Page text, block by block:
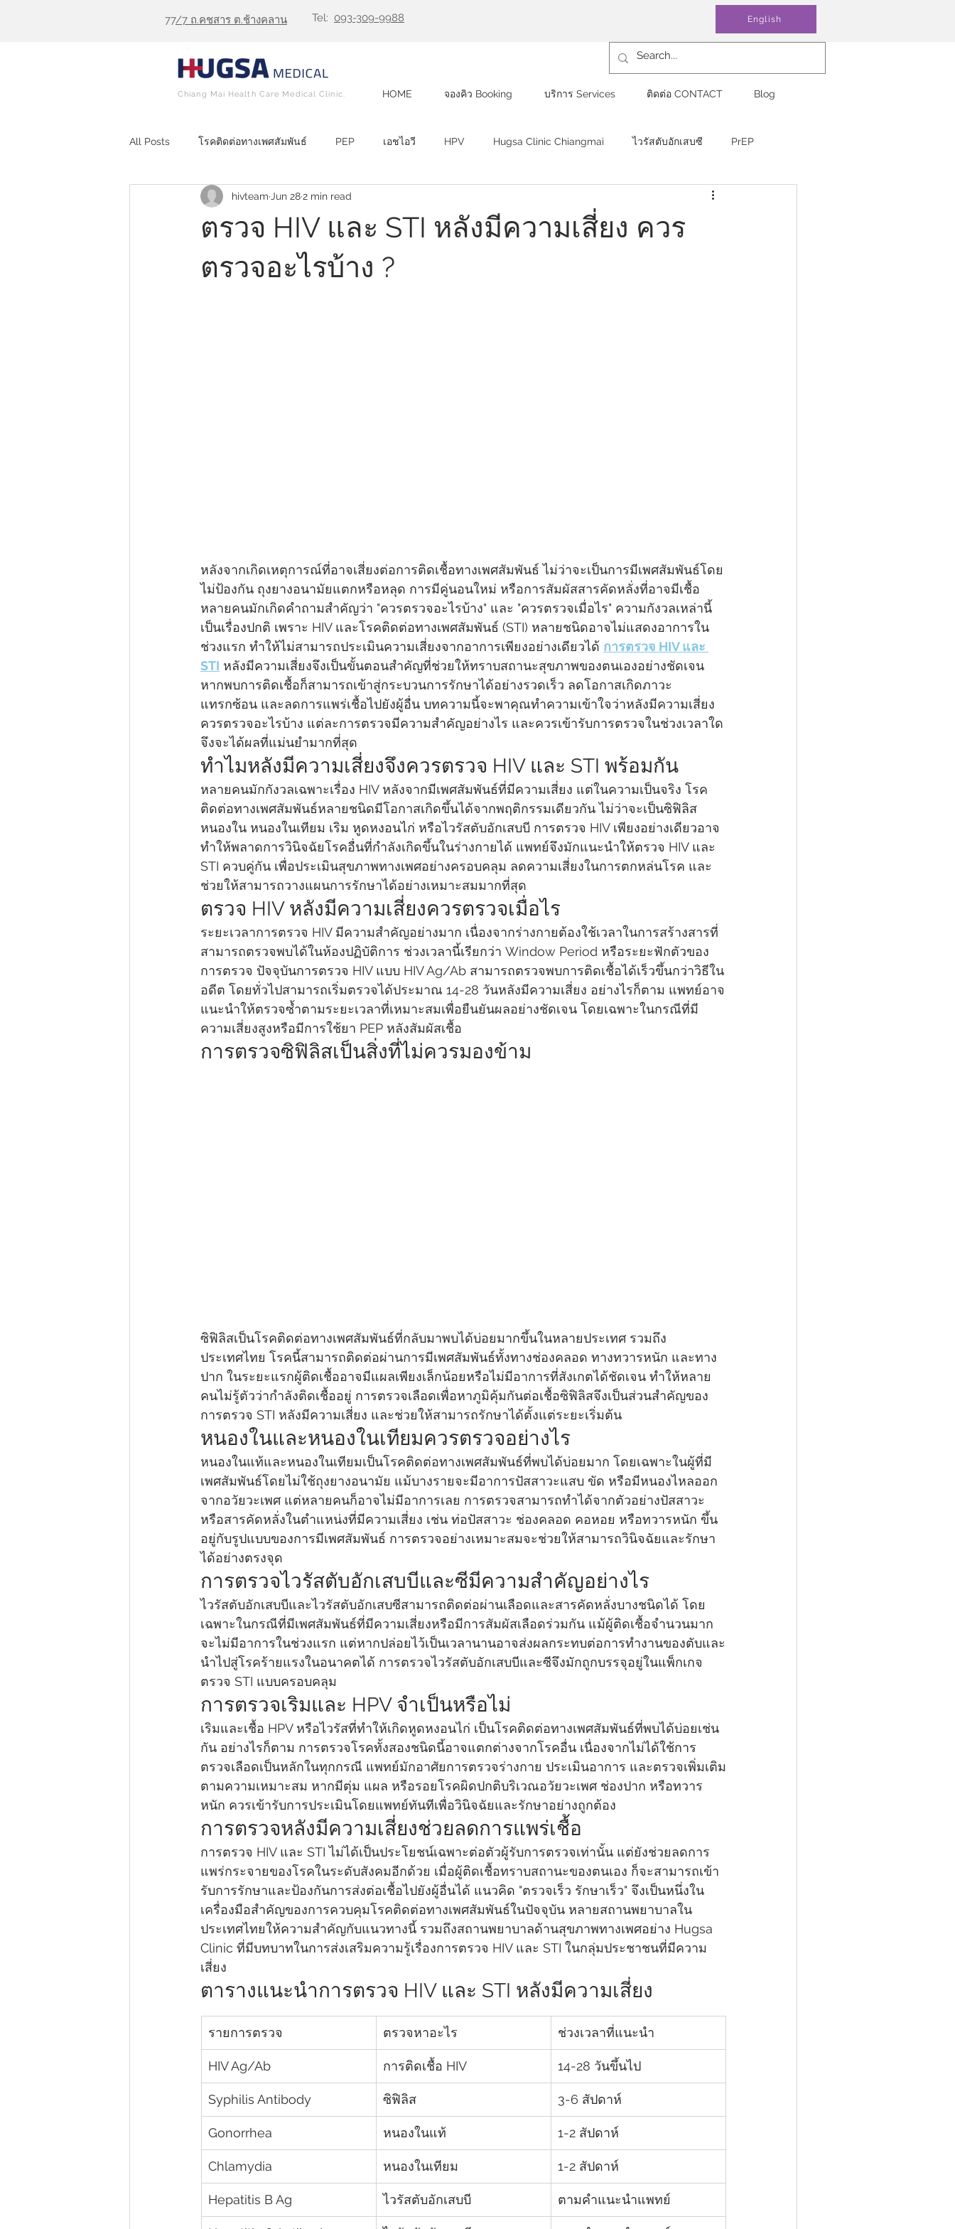
77/7 ถ.คชสาร ต.ช้างคลาน Tel: 093-309-9988 English
Chiang Mai Health Care Medical Clinic. HOME จองคิว Booking บริการ Services ติดต่อ CONTACT Blog
All Posts โรคติดต่อทางเพศสัมพันธ์ PEP เอชไอวี HPV Hugsa Clinic Chiangmai ไวรัสตับอักเสบซี PrEP
STD Testing ตรวจ HPV ตรวจเอชไอวี
ตรวจ HIV และ STI หลังมีความเสี่ยง ควร
ตรวจอะไรบ้าง ?
hivteam Jun 282 min read
หลังจากเกิดเหตุการณ์ที่อาจเสี่ยงต่อการติดเชื้อทางเพศสัมพันธ์ ไม่ว่าจะเป็นการมีเพศสัมพันธ์โดย
ไม่ป้องกัน ถุงยางอนามัยแตกหรือหลุด การมีคู่นอนใหม่ หรือการสัมผัสสารคัดหลั่งที่อาจมีเชื้อ
หลายคนมักเกิดคำถามสำคัญว่า "ควรตรวจอะไรบ้าง" และ "ควรตรวจเมื่อไร" ความกังวลเหล่านี้
เป็นเรื่องปกติ เพราะ HIV และโรคติดต่อทางเพศสัมพันธ์ (STI) หลายชนิดอาจไม่แสดงอาการใน
ช่วงแรก ทำให้ไม่สามารถประเมินความเสี่ยงจากอาการเพียงอย่างเดียวได้ การตรวจ HIV และ
STI หลังมีความเสี่ยงจึงเป็นขั้นตอนสำคัญที่ช่วยให้ทราบสถานะสุขภาพของตนเองอย่างชัดเจน
หากพบการติดเชื้อก็สามารถเข้าสู่กระบวนการรักษาได้อย่างรวดเร็ว ลดโอกาสเกิดภาวะ
แทรกซ้อน และลดการแพร่เชื้อไปยังผู้อื่น บทความนี้จะพาคุณทำความเข้าใจว่าหลังมีความเสี่ยง
ควรตรวจอะไรบ้าง แต่ละการตรวจมีความสำคัญอย่างไร และควรเข้ารับการตรวจในช่วงเวลาใด
จึงจะได้ผลที่แม่นยำมากที่สุด
ทำไมหลังมีความเสี่ยงจึงควรตรวจ HIV และ STI พร้อมกัน
หลายคนมักกังวลเฉพาะเรื่อง HIV หลังจากมีเพศสัมพันธ์ที่มีความเสี่ยง แต่ในความเป็นจริง โรค
ติดต่อทางเพศสัมพันธ์หลายชนิดมีโอกาสเกิดขึ้นได้จากพฤติกรรมเดียวกัน ไม่ว่าจะเป็นซิฟิลิส
หนองใน หนองในเทียม เริม หูดหงอนไก่ หรือไวรัสตับอักเสบบี การตรวจ HIV เพียงอย่างเดียวอาจ
ทำให้พลาดการวินิจฉัยโรคอื่นที่กำลังเกิดขึ้นในร่างกายได้ แพทย์จึงมักแนะนำให้ตรวจ HIV และ
STI ควบคู่กัน เพื่อประเมินสุขภาพทางเพศอย่างครอบคลุม ลดความเสี่ยงในการตกหล่นโรค และ
ช่วยให้สามารถวางแผนการรักษาได้อย่างเหมาะสมมากที่สุด
ตรวจ HIV หลังมีความเสี่ยงควรตรวจเมื่อไร
ระยะเวลาการตรวจ HIV มีความสำคัญอย่างมาก เนื่องจากร่างกายต้องใช้เวลาในการสร้างสารที่
สามารถตรวจพบได้ในห้องปฏิบัติการ ช่วงเวลานี้เรียกว่า Window Period หรือระยะฟักตัวของ
การตรวจ ปัจจุบันการตรวจ HIV แบบ HIV Ag/Ab สามารถตรวจพบการติดเชื้อได้เร็วขึ้นกว่าวิธีใน
อดีต โดยทั่วไปสามารถเริ่มตรวจได้ประมาณ 14-28 วันหลังมีความเสี่ยง อย่างไรก็ตาม แพทย์อาจ
แนะนำให้ตรวจซ้ำตามระยะเวลาที่เหมาะสมเพื่อยืนยันผลอย่างชัดเจน โดยเฉพาะในกรณีที่มี
ความเสี่ยงสูงหรือมีการใช้ยา PEP หลังสัมผัสเชื้อ
การตรวจซิฟิลิสเป็นสิ่งที่ไม่ควรมองข้าม
ซิฟิลิสเป็นโรคติดต่อทางเพศสัมพันธ์ที่กลับมาพบได้บ่อยมากขึ้นในหลายประเทศ รวมถึง
ประเทศไทย โรคนี้สามารถติดต่อผ่านการมีเพศสัมพันธ์ทั้งทางช่องคลอด ทางทวารหนัก และทาง
ปาก ในระยะแรกผู้ติดเชื้ออาจมีแผลเพียงเล็กน้อยหรือไม่มีอาการที่สังเกตได้ชัดเจน ทำให้หลาย
คนไม่รู้ตัวว่ากำลังติดเชื้ออยู่ การตรวจเลือดเพื่อหาภูมิคุ้มกันต่อเชื้อซิฟิลิสจึงเป็นส่วนสำคัญของ
การตรวจ STI หลังมีความเสี่ยง และช่วยให้สามารถรักษาได้ตั้งแต่ระยะเริ่มต้น
หนองในและหนองในเทียมควรตรวจอย่างไร
หนองในแท้และหนองในเทียมเป็นโรคติดต่อทางเพศสัมพันธ์ที่พบได้บ่อยมาก โดยเฉพาะในผู้ที่มี
เพศสัมพันธ์โดยไม่ใช้ถุงยางอนามัย แม้บางรายจะมีอาการปัสสาวะแสบ ขัด หรือมีหนองไหลออก
จากอวัยวะเพศ แต่หลายคนก็อาจไม่มีอาการเลย การตรวจสามารถทำได้จากตัวอย่างปัสสาวะ
หรือสารคัดหลั่งในตำแหน่งที่มีความเสี่ยง เช่น ท่อปัสสาวะ ช่องคลอด คอหอย หรือทวารหนัก ขึ้น
อยู่กับรูปแบบของการมีเพศสัมพันธ์ การตรวจอย่างเหมาะสมจะช่วยให้สามารถวินิจฉัยและรักษา
ได้อย่างตรงจุด
การตรวจไวรัสตับอักเสบบีและซีมีความสำคัญอย่างไร
ไวรัสตับอักเสบบีและไวรัสตับอักเสบซีสามารถติดต่อผ่านเลือดและสารคัดหลั่งบางชนิดได้ โดย
เฉพาะในกรณีที่มีเพศสัมพันธ์ที่มีความเสี่ยงหรือมีการสัมผัสเลือดร่วมกัน แม้ผู้ติดเชื้อจำนวนมาก
จะไม่มีอาการในช่วงแรก แต่หากปล่อยไว้เป็นเวลานานอาจส่งผลกระทบต่อการทำงานของตับและ
นำไปสู่โรคร้ายแรงในอนาคตได้ การตรวจไวรัสตับอักเสบบีและซีจึงมักถูกบรรจุอยู่ในแพ็กเกจ
ตรวจ STI แบบครอบคลุม
การตรวจเริมและ HPV จำเป็นหรือไม่
เริมและเชื้อ HPV หรือไวรัสที่ทำให้เกิดหูดหงอนไก่ เป็นโรคติดต่อทางเพศสัมพันธ์ที่พบได้บ่อยเช่น
กัน อย่างไรก็ตาม การตรวจโรคทั้งสองชนิดนี้อาจแตกต่างจากโรคอื่น เนื่องจากไม่ได้ใช้การ
ตรวจเลือดเป็นหลักในทุกกรณี แพทย์มักอาศัยการตรวจร่างกาย ประเมินอาการ และตรวจเพิ่มเติม
ตามความเหมาะสม หากมีตุ่ม แผล หรือรอยโรคผิดปกติบริเวณอวัยวะเพศ ช่องปาก หรือทวาร
หนัก ควรเข้ารับการประเมินโดยแพทย์ทันทีเพื่อวินิจฉัยและรักษาอย่างถูกต้อง
การตรวจหลังมีความเสี่ยงช่วยลดการแพร่เชื้อ
การตรวจ HIV และ STI ไม่ได้เป็นประโยชน์เฉพาะต่อตัวผู้รับการตรวจเท่านั้น แต่ยังช่วยลดการ
แพร่กระจายของโรคในระดับสังคมอีกด้วย เมื่อผู้ติดเชื้อทราบสถานะของตนเอง ก็จะสามารถเข้า
รับการรักษาและป้องกันการส่งต่อเชื้อไปยังผู้อื่นได้ แนวคิด "ตรวจเร็ว รักษาเร็ว" จึงเป็นหนึ่งใน
เครื่องมือสำคัญของการควบคุมโรคติดต่อทางเพศสัมพันธ์ในปัจจุบัน หลายสถานพยาบาลใน
ประเทศไทยให้ความสำคัญกับแนวทางนี้ รวมถึงสถานพยาบาลด้านสุขภาพทางเพศอย่าง Hugsa
Clinic ที่มีบทบาทในการส่งเสริมความรู้เรื่องการตรวจ HIV และ STI ในกลุ่มประชาชนที่มีความ
เสี่ยง
ตารางแนะนำการตรวจ HIV และ STI หลังมีความเสี่ยง
รายการตรวจ ตรวจหาอะไร ช่วงเวลาที่แนะนำ
HIV Ag/Ab การติดเชื้อ HIV 14-28 วันขึ้นไป
Syphilis Antibody ซิฟิลิส 3-6 สัปดาห์
Gonorrhea หนองในแท้ 1-2 สัปดาห์
Chlamydia หนองในเทียม 1-2 สัปดาห์
Hepatitis B Ag ไวรัสตับอักเสบบี ตามคำแนะนำแพทย์